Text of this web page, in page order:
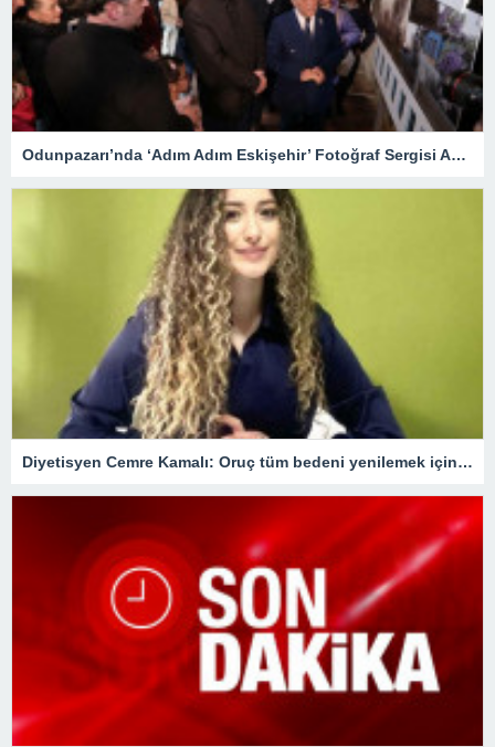
Odunpazarı’nda ‘Adım Adım Eskişehir’ Fotoğraf Sergisi Açıldı
Diyetisyen Cemre Kamalı: Oruç tüm bedeni yenilemek için bir fırsat